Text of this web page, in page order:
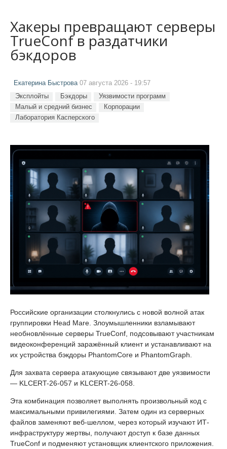
Хакеры превращают серверы
TrueConf в раздатчики
бэкдоров
Екатерина Быстрова07 августа 2026 - 19:57
Эксплойты Бэкдоры
Уязвимости программ
Малый и средний бизнес
Корпорации
Лаборатория Касперского
Российские организации столкнулись с новой волной атак
группировки Head Mare. Злоумышленники взламывают
необновлённые серверы TrueConf, подсовывают участникам
видеоконференций заражённый клиент и устанавливают на
их устройства бэкдоры PhantomCore и PhantomGraph.
Для захвата сервера атакующие связывают две уязвимости
— KLCERT-26-057 и KLCERT-26-058.
Эта комбинация позволяет выполнять произвольный код с
максимальными привилегиями. Затем один из серверных
файлов заменяют веб-шеллом, через который изучают ИТ-
инфраструктуру жертвы, получают доступ к базе данных
TrueConf и подменяют установщик клиентского приложения.